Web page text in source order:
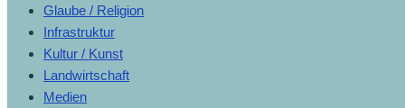
Glaube / Religion
Infrastruktur
Kultur / Kunst
Landwirtschaft
Medien